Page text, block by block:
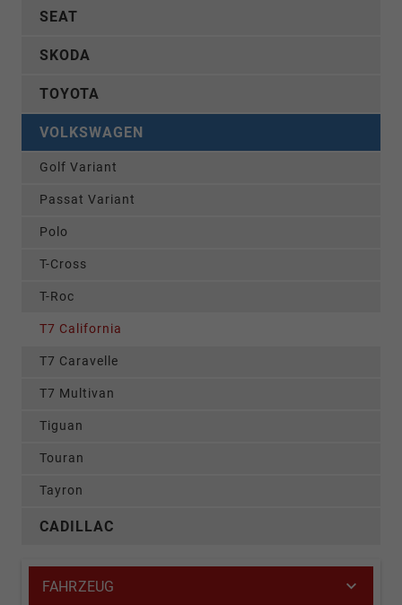
SEAT
SKODA
TOYOTA
VOLKSWAGEN
Golf Variant
Passat Variant
Polo
T-Cross
T-Roc
T7 California
T7 Caravelle
T7 Multivan
Tiguan
Touran
Tayron
CADILLAC
FAHRZEUG